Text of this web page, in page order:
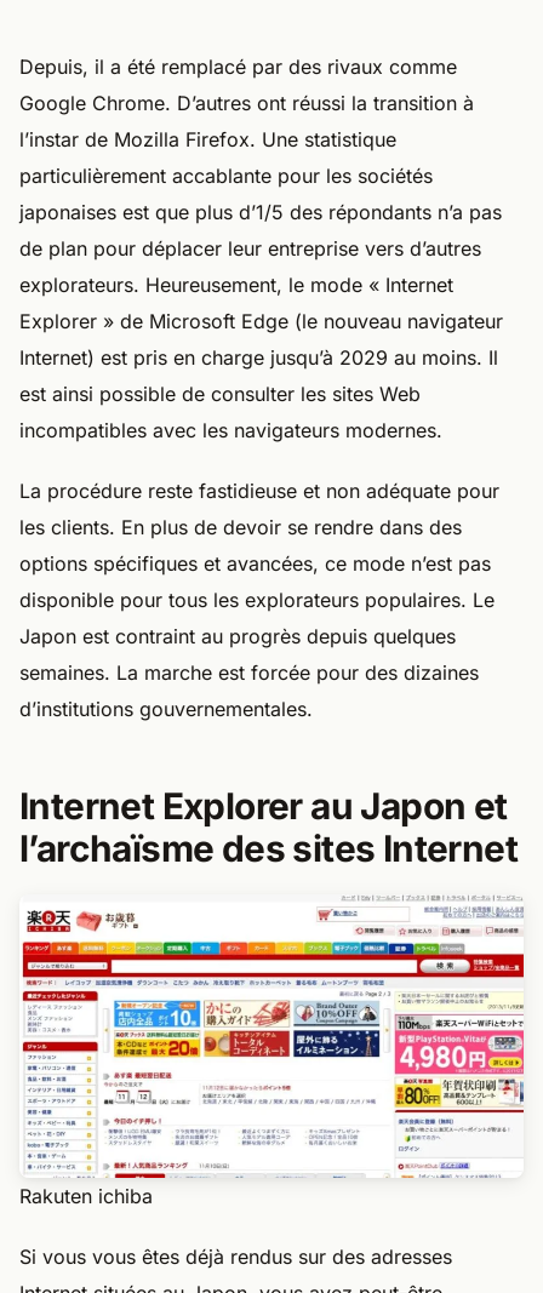
Depuis, il a été remplacé par des rivaux comme
Google Chrome. D’autres ont réussi la transition à
l’instar de Mozilla Firefox. Une statistique
particulièrement accablante pour les sociétés
japonaises est que plus d’1/5 des répondants n’a pas
de plan pour déplacer leur entreprise vers d’autres
explorateurs. Heureusement, le mode « Internet
Explorer » de Microsoft Edge (le nouveau navigateur
Internet) est pris en charge jusqu’à 2029 au moins. Il
est ainsi possible de consulter les sites Web
incompatibles avec les navigateurs modernes.
La procédure reste fastidieuse et non adéquate pour
les clients. En plus de devoir se rendre dans des
options spécifiques et avancées, ce mode n’est pas
disponible pour tous les explorateurs populaires. Le
Japon est contraint au progrès depuis quelques
semaines. La marche est forcée pour des dizaines
d’institutions gouvernementales.
Internet Explorer au Japon et
l’archaïsme des sites Internet
Rakuten ichiba
Si vous vous êtes déjà rendus sur des adresses